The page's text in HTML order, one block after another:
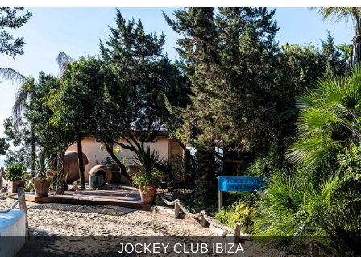
JOCKEY CLUB IBIZA